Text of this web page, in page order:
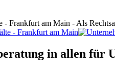
Frankfurt am Main - Als
in allen für